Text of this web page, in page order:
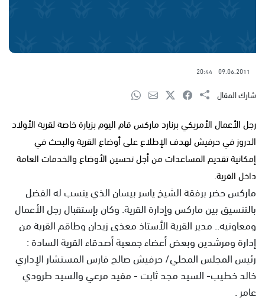
09.06.2011
20:44
شارك المقال
رجل الأعمال الأمريكي برنارد ماركس قام اليوم بزيارة خاصة لقرية الأولاد
الدروز في حرفيش لهدف الإطلاع على أوضاع القرية والبحث في
إمكانية تقديم المساعدات من أجل تحسين الأوضاع والخدمات العامة
داخل القرية.
ماركس حضر برفقة الشيخ ياسر بيسان الذي ينسب له الفضل
بالتنسيق بين ماركس وإدارة القرية. وكان بإستقبال رجل الأعمال
ومعاونيه.. مدير القرية الأستاذ معذى زيدان وطاقم القرية من
إدارة ومرشدين وبعض أعضاء جمعية أصدقاء القرية السادة :
رئيس المجلس المحلي/ حرفيش صالح فارس المستشار الإداري
خالد خطيب- السيد مجد ثابت - مفيد مرعي والسيد طرودي
عامر .